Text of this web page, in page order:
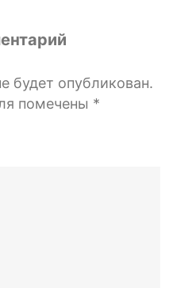
будет опубликован.
помечены *